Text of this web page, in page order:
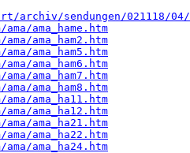
archiv/sendungen/021118/
ama_hame.htm
ama_ham2.htm
ama_ham5.htm
ama_ham6.htm
ama_ham7.htm
ama_ham8.htm
ama_ha11.htm
ama_ha12.htm
ama_ha21.htm
ama_ha22.htm
ama_ha24.htm